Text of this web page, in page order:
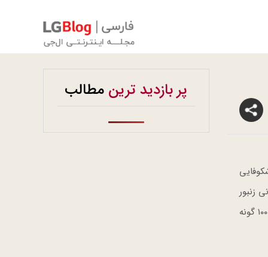
به‌عنوان روز جهانی زنبور
عسل نام‌گذاری کرده است. سازمان خواربار و کشاورزی ملل متحد (FAO) از این ابتکار حمایت کرده و تأکید کرده که زنبورها ۷۱ گونه از ۱۰۰ گونه
پر بازدید ترین مطالب